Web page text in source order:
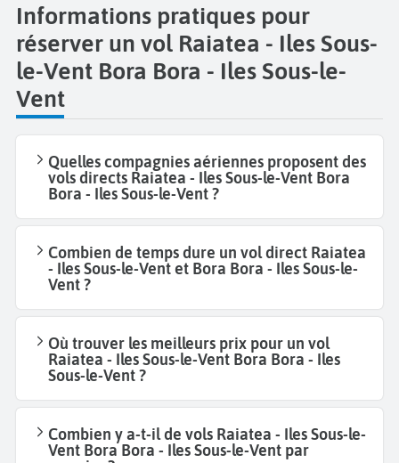
Informations pratiques pour
réserver un vol Raiatea - Iles Sous-
le-Vent Bora Bora - Iles Sous-le-
Vent
Quelles compagnies aériennes proposent des
vols directs Raiatea - Iles Sous-le-Vent Bora
Bora - Iles Sous-le-Vent ?
Combien de temps dure un vol direct Raiatea
- Iles Sous-le-Vent et Bora Bora - Iles Sous-le-
Vent ?
Où trouver les meilleurs prix pour un vol
Raiatea - Iles Sous-le-Vent Bora Bora - Iles
Sous-le-Vent ?
Combien y a-t-il de vols Raiatea - Iles Sous-le-
Vent Bora Bora - Iles Sous-le-Vent par